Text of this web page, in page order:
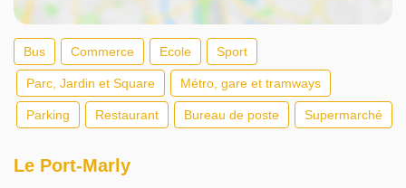
Bus Commerce Ecole Sport
Parc, Jardin et Square Métro, gare et tramways
Parking Restaurant Bureau de poste Supermarché
Le Port-Marly